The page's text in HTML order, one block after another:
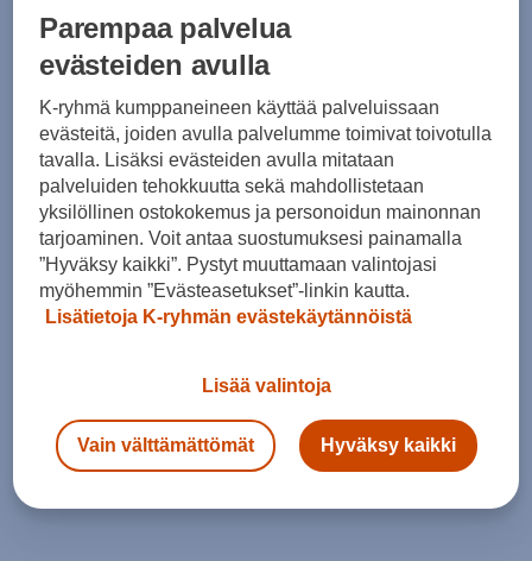
Koko
44
Lisää ostoskoriin
Parempaa palvelua
evästeiden avulla
K-ryhmä kumppaneineen käyttää palveluissaan
evästeitä, joiden avulla palvelumme toimivat toivotulla
tavalla. Lisäksi evästeiden avulla mitataan
palveluiden tehokkuutta sekä mahdollistetaan
yksilöllinen ostokokemus ja personoidun mainonnan
tarjoaminen. Voit antaa suostumuksesi painamalla
”Hyväksy kaikki”. Pystyt muuttamaan valintojasi
myöhemmin ”Evästeasetukset”-linkin kautta.
Lisätietoja K-ryhmän evästekäytännöistä
Lisää valintoja
Vain välttämättömät Hyväksy kaikki